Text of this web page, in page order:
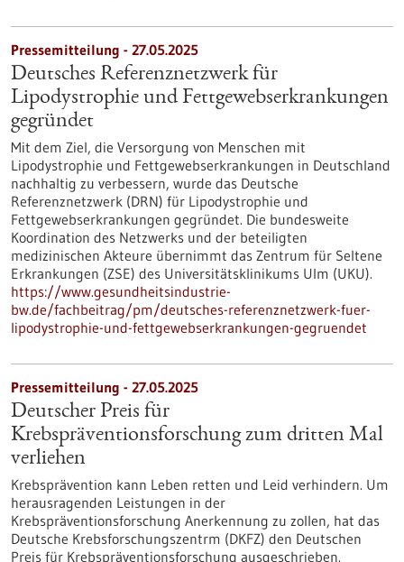
Pressemitteilung - 27.05.2025
Deutsches Referenznetzwerk für
Lipodystrophie und Fettgewebserkrankungen
gegründet
Mit dem Ziel, die Versorgung von Menschen mit
Lipodystrophie und Fettgewebserkrankungen in Deutschland
nachhaltig zu verbessern, wurde das Deutsche
Referenznetzwerk (DRN) für Lipodystrophie und
Fettgewebserkrankungen gegründet. Die bundesweite
Koordination des Netzwerks und der beteiligten
medizinischen Akteure übernimmt das Zentrum für Seltene
Erkrankungen (ZSE) des Universitätsklinikums Ulm (UKU).
https://www.gesundheitsindustrie-
bw.de/fachbeitrag/pm/deutsches-referenznetzwerk-fuer-
lipodystrophie-und-fettgewebserkrankungen-gegruendet
Pressemitteilung - 27.05.2025
Deutscher Preis für
Krebspräventionsforschung zum dritten Mal
verliehen
Krebsprävention kann Leben retten und Leid verhindern. Um
herausragenden Leistungen in der
Krebspräventionsforschung Anerkennung zu zollen, hat das
Deutsche Krebsforschungszentrm (DKFZ) den Deutschen
Preis für Krebspräventionsforschung ausgeschrieben.